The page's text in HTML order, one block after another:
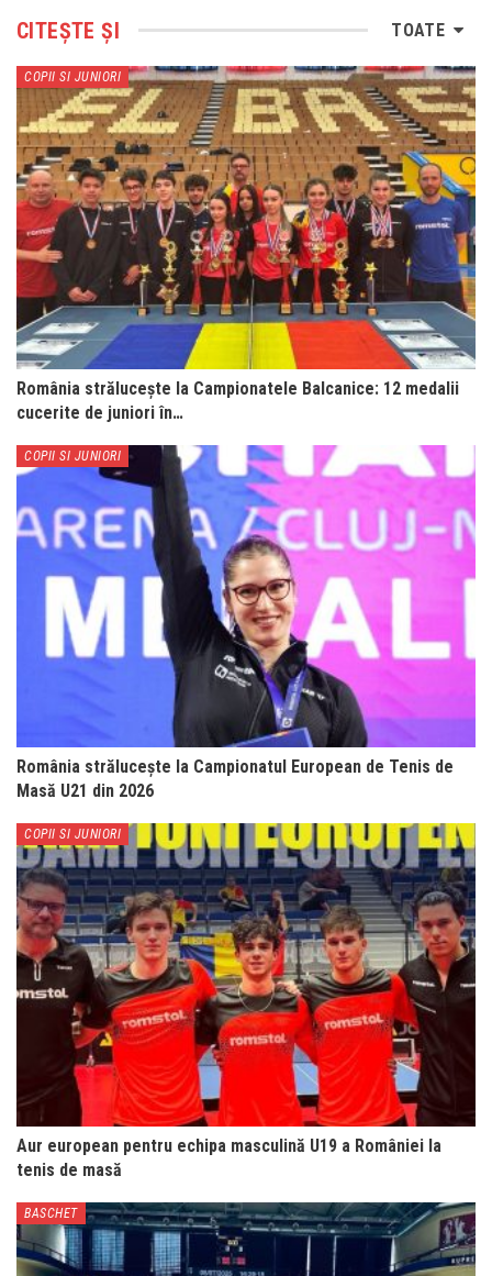
TOATE
CITEȘTE ȘI
COPII SI JUNIORI
România strălucește la Campionatele Balcanice: 12 medalii
cucerite de juniori în…
COPII SI JUNIORI
România strălucește la Campionatul European de Tenis de
Masă U21 din 2026
COPII SI JUNIORI
Aur european pentru echipa masculină U19 a României la
tenis de masă
BASCHET